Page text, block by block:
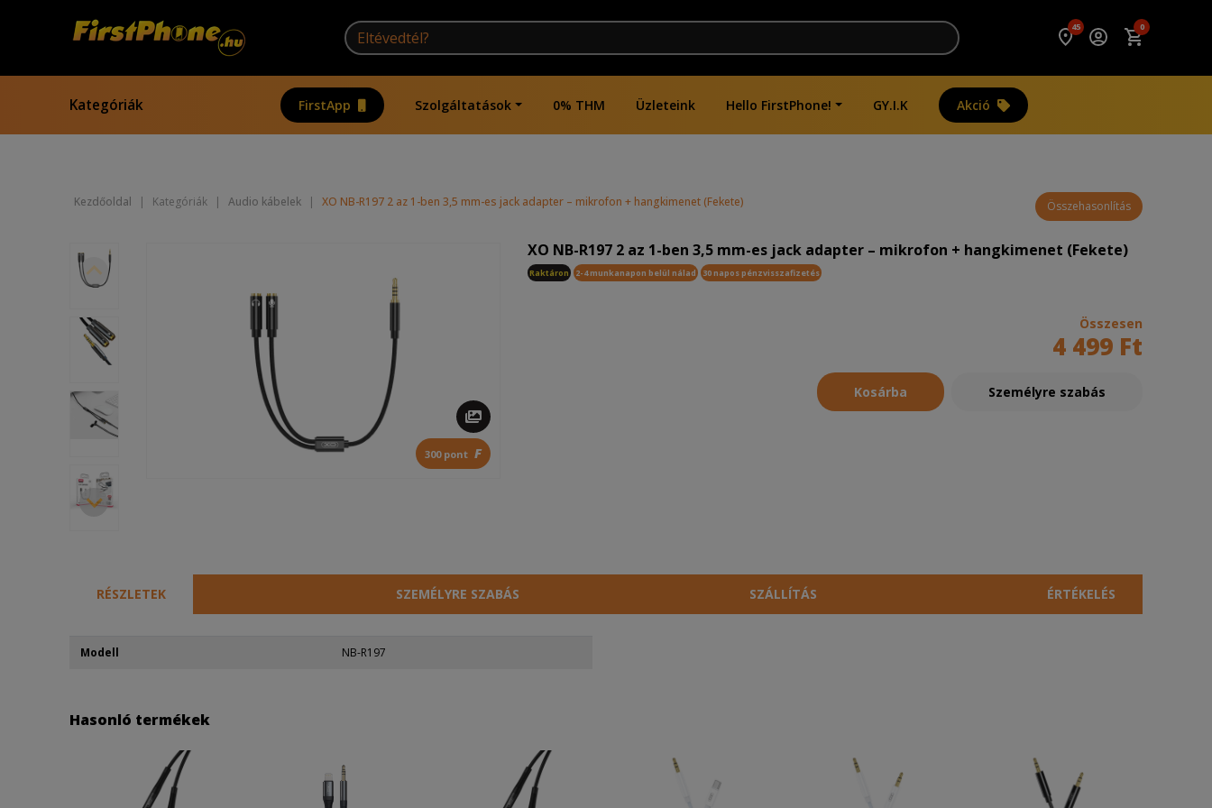
45 0
Kategóriák FirstApp Szolgáltatások 0% THM Üzleteink Hello FirstPhone! GY.I.K Akció
Kezdőoldal | Kategóriák | Audio kábelek | XO NB-R197 2 az 1-ben 3,5 mm-es jack adapter – mikrofon + hangkimenet (Fekete) Összehasonlítás
300 pont F
XO NB-R197 2 az 1-ben 3,5 mm-es jack adapter – mikrofon + hangkimenet (Fekete)
Raktáron 2-4 munkanapon belül nálad 30 napos pénzvisszafizetés
Összesen
4 499 Ft
Személyre szabás
Kosárba
RÉSZLETEK SZEMÉLYRE SZABÁS SZÁLLÍTÁS ÉRTÉKELÉS
Modell NB-R197
Hasonló termékek